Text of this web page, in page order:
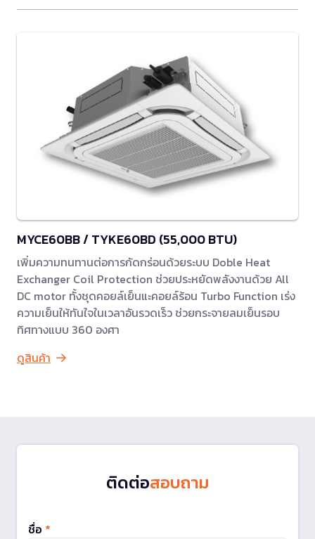
MYCE60BB / TYKE60BD (55,000 BTU)
เพิ่มความทนทานต่อการกัดกร่อนด้วยระบบ Doble Heat
Exchanger Coil Protection ช่วยประหยัดพลังงานด้วย All
DC motor ทั้งชุดคอยล์เย็นแะคอยล์ร้อน Turbo Function เร่ง
ความเย็นให้ทันใจในเวลาอันรวดเร็ว ช่วยกระจายลมเย็นรอบ
ทิศทางแบบ 360 องศา
ดูสินค้า
ติดต่อสอบถาม
ชื่อ *